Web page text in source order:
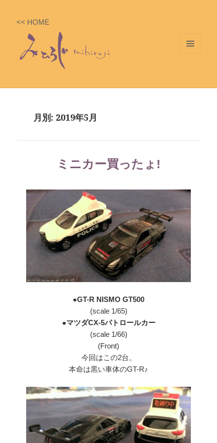
<< HOME
月別: 2019年5月
ミニカー買ったょ!
●GT-R NISMO GT500
(scale 1/65)
●マツダCX-5パトロールカー
(scale 1/66)
(Front)
今回はこの2台。
本命は黒い車体のGT-R♪